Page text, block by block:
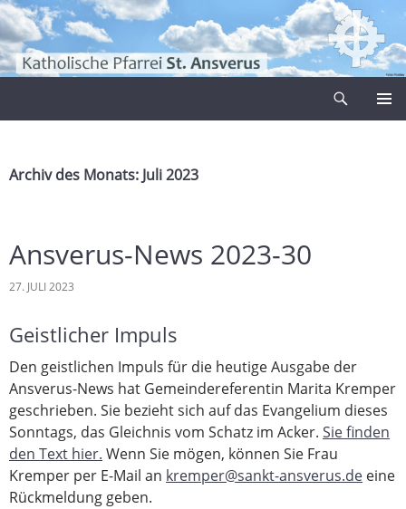
Zum
Inhalt
springen
Archiv des Monats: Juli 2023
Ansverus-News 2023-30
27. JULI 2023
Geistlicher Impuls
Den geistlichen Impuls für die heutige Ausgabe der
Ansverus-News hat Gemeindereferentin Marita Kremper
geschrieben. Sie bezieht sich auf das Evangelium dieses
Sonntags, das Gleichnis vom Schatz im Acker. Sie finden
den Text hier. Wenn Sie mögen, können Sie Frau
Kremper per E-Mail an kremper@sankt-ansverus.de eine
Rückmeldung geben.